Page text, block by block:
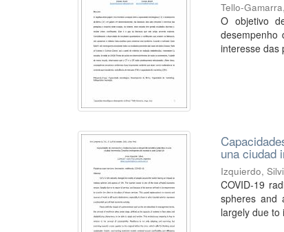
Tello-
O objetivo
desempenho
interesse das
una ciudad
Izquierdo,
COVID-19
spheres and
largely due to